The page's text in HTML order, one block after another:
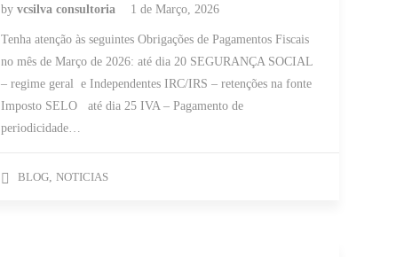
by vcsilva consultoria 1 de Março, 2026
Tenha atenção às seguintes Obrigações de Pagamentos Fiscais
no mês de Março de 2026: até dia 20 SEGURANÇA SOCIAL
– regime geral e Independentes IRC/IRS – retenções na fonte
Imposto SELO até dia 25 IVA – Pagamento de
periodicidade…
BLOG, NOTICIAS